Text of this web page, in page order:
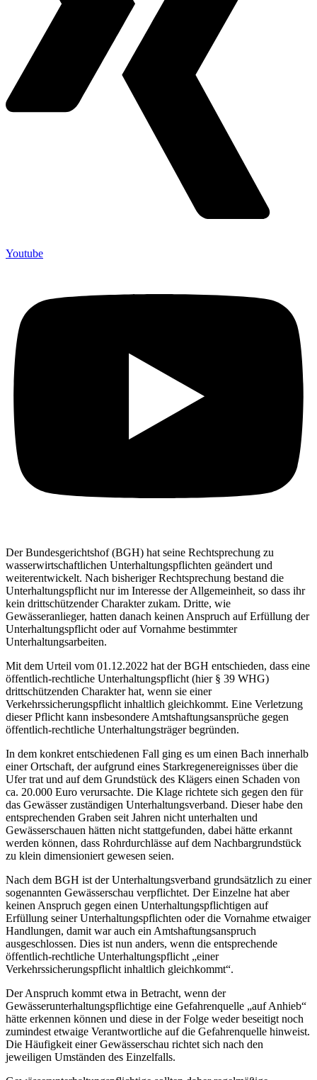
Youtube
Der Bundesgerichtshof (BGH) hat seine Rechtsprechung zu
wasserwirtschaftlichen Unterhaltungspflichten geändert und
weiterentwickelt. Nach bisheriger Rechtsprechung bestand die
Unterhaltungspflicht nur im Interesse der Allgemeinheit, so dass ihr
kein drittschützender Charakter zukam. Dritte, wie
Gewässeranlieger, hatten danach keinen Anspruch auf Erfüllung der
Unterhaltungspflicht oder auf Vornahme bestimmter
Unterhaltungsarbeiten.
Mit dem Urteil vom 01.12.2022 hat der BGH entschieden, dass eine
öffentlich-rechtliche Unterhaltungspflicht (hier § 39 WHG)
drittschützenden Charakter hat, wenn sie einer
Verkehrssicherungspflicht inhaltlich gleichkommt. Eine Verletzung
dieser Pflicht kann insbesondere Amtshaftungsansprüche gegen
öffentlich-rechtliche Unterhaltungsträger begründen.
In dem konkret entschiedenen Fall ging es um einen Bach innerhalb
einer Ortschaft, der aufgrund eines Starkregenereignisses über die
Ufer trat und auf dem Grundstück des Klägers einen Schaden von
ca. 20.000 Euro verursachte. Die Klage richtete sich gegen den für
das Gewässer zuständigen Unterhaltungsverband. Dieser habe den
entsprechenden Graben seit Jahren nicht unterhalten und
Gewässerschauen hätten nicht stattgefunden, dabei hätte erkannt
werden können, dass Rohrdurchlässe auf dem Nachbargrundstück
zu klein dimensioniert gewesen seien.
Nach dem BGH ist der Unterhaltungsverband grundsätzlich zu einer
sogenannten Gewässerschau verpflichtet. Der Einzelne hat aber
keinen Anspruch gegen einen Unterhaltungspflichtigen auf
Erfüllung seiner Unterhaltungspflichten oder die Vornahme etwaiger
Handlungen, damit war auch ein Amtshaftungsanspruch
ausgeschlossen. Dies ist nun anders, wenn die entsprechende
öffentlich-rechtliche Unterhaltungspflicht „einer
Verkehrssicherungspflicht inhaltlich gleichkommt“.
Der Anspruch kommt etwa in Betracht, wenn der
Gewässerunterhaltungspflichtige eine Gefahrenquelle „auf Anhieb“
hätte erkennen können und diese in der Folge weder beseitigt noch
zumindest etwaige Verantwortliche auf die Gefahrenquelle hinweist.
Die Häufigkeit einer Gewässerschau richtet sich nach den
jeweiligen Umständen des Einzelfalls.